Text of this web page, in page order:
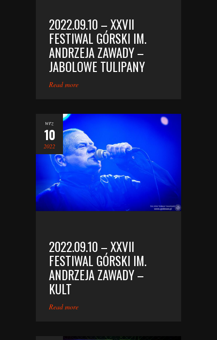
2022.09.10 – XXVII
FESTIWAL GÓRSKI IM.
ANDRZEJA ZAWADY –
JABOLOWE TULIPANY
Read more
wrz
10
2022
2022.09.10 – XXVII
FESTIWAL GÓRSKI IM.
ANDRZEJA ZAWADY –
KULT
Read more